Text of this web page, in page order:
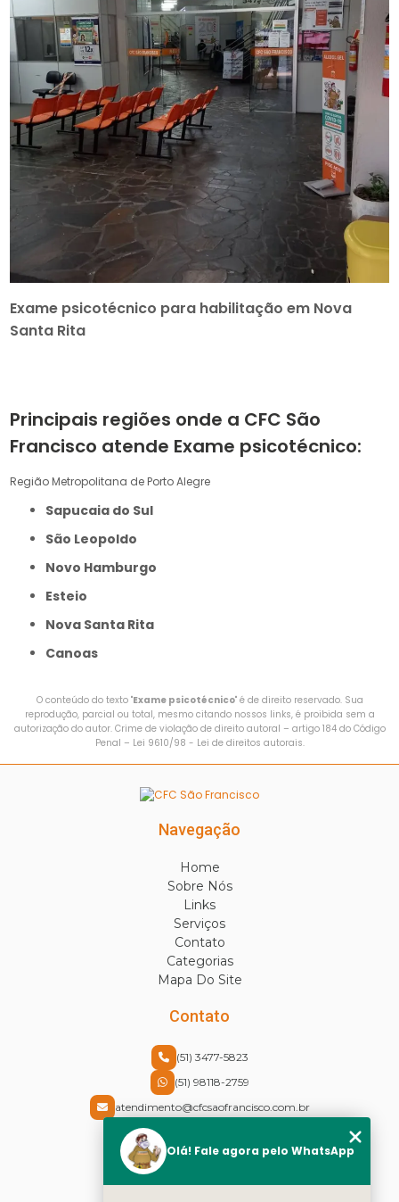
Exame psicotécnico para habilitação em Nova
Santa Rita
Principais regiões onde a CFC São
Francisco atende Exame psicotécnico:
Região Metropolitana de Porto Alegre
Sapucaia do Sul
São Leopoldo
Novo Hamburgo
Esteio
Nova Santa Rita
Canoas
O conteúdo do texto "Exame psicotécnico" é de direito reservado. Sua
reprodução, parcial ou total, mesmo citando nossos links, é proibida sem a
autorização do autor. Crime de violação de direito autoral – artigo 184 do Código
Penal – Lei 9610/98 - Lei de direitos autorais.
Navegação
Home
Sobre Nós
Links
Serviços
Contato
Categorias
Mapa Do Site
Contato
(51) 3477-5823
(51) 98118-2759
atendimento@cfcsaofrancisco.com.br
Rua Cel Vicente, 30 - Centro
Canoas - RS - CEP: 92310-430
Olá! Fale agora pelo WhatsApp